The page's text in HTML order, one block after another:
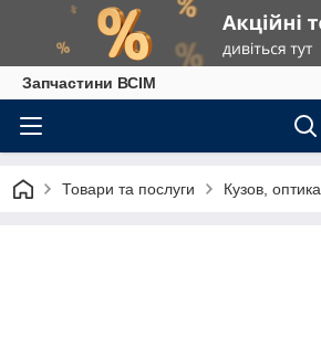
Запчастини ВСІМ
Товари та послуги Кузов, оптика